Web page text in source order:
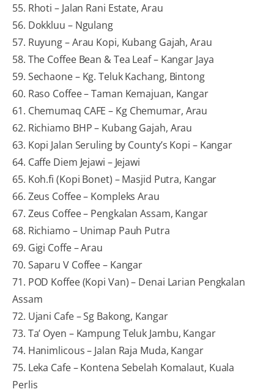
55. Rhoti – Jalan Rani Estate, Arau
56. Dokkluu – Ngulang
57. Ruyung – Arau Kopi, Kubang Gajah, Arau
58. The Coffee Bean & Tea Leaf – Kangar Jaya
59. Sechaone – Kg. Teluk Kachang, Bintong
60. Raso Coffee – Taman Kemajuan, Kangar
61. Chemumaq CAFE – Kg Chemumar, Arau
62. Richiamo BHP – Kubang Gajah, Arau
63. Kopi Jalan Seruling by County’s Kopi – Kangar
64. Caffe Diem Jejawi – Jejawi
65. Koh.fi (Kopi Bonet) – Masjid Putra, Kangar
66. Zeus Coffee – Kompleks Arau
67. Zeus Coffee – Pengkalan Assam, Kangar
68. Richiamo – Unimap Pauh Putra
69. Gigi Coffe – Arau
70. Saparu V Coffee – Kangar
71. POD Koffee (Kopi Van) – Denai Larian Pengkalan
Assam
72. Ujani Cafe – Sg Bakong, Kangar
73. Ta’ Oyen – Kampung Teluk Jambu, Kangar
74. Hanimlicous – Jalan Raja Muda, Kangar
75. Leka Cafe – Kontena Sebelah Komalaut, Kuala
Perlis